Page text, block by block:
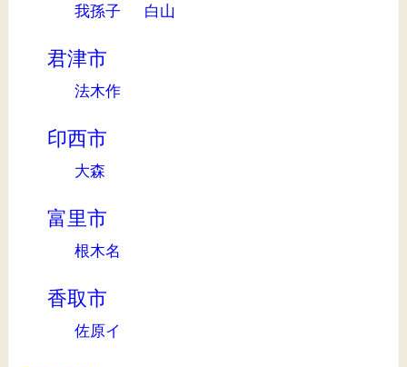
我孫子 白山
君津市
法木作
印西市
大森
富里市
根木名
香取市
佐原イ